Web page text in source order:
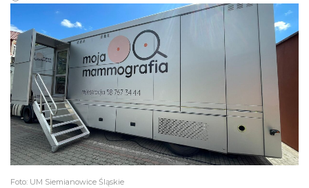
Foto: UM Siemianowice Śląskie